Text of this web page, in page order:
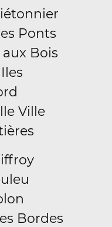
Ponts
Bois
Ville
Bordes